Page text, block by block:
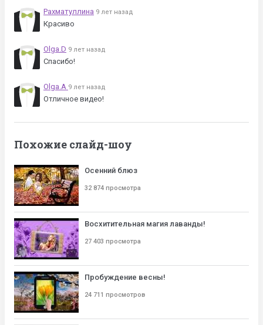
Рахматуллина 9 лет назад
Красиво
Olga.D 9 лет назад
Спасибо!
Olga.A 9 лет назад
Отличное видео!
Похожие слайд-шоу
Осенний блюз
32 874 просмотра
Восхитительная магия лаванды!
27 403 просмотра
Пробуждение весны!
24 711 просмотров